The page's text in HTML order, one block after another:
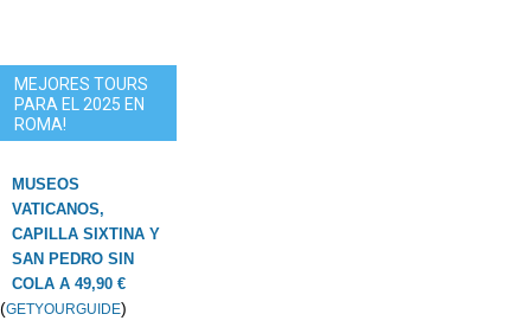
MEJORES TOURS
PARA EL 2025 EN
ROMA!
MUSEOS
VATICANOS,
CAPILLA SIXTINA Y
SAN PEDRO SIN
COLA A 49,90 €
(GETYOURGUIDE)